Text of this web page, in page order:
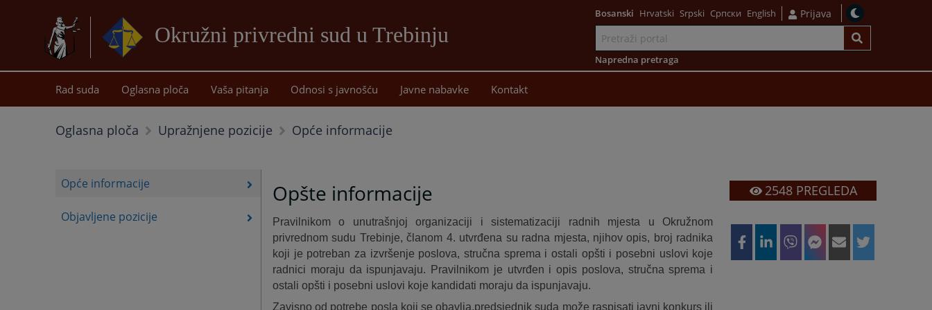
Okružni privredni sud u Trebinju
sadržaj
Bosanski Hrvatski Srpski Српски English Prijava
Napredna pretraga
Rad suda Oglasna ploča Vaša pitanja Odnosi s javnošću Javne nabavke Kontakt
Oglasna ploča Upražnjene pozicije Opće informacije
Opće informacije
Objavljene pozicije
Opšte informacije
Pravilnikom o unutrašnjoj organizaciji i sistematizaciji radnih mjesta u Okružnom
privrednom sudu Trebinje, članom 4. utvrđena su radna mjesta, njihov opis, broj radnika
koji je potreban za izvršenje poslova, stručna sprema i ostali opšti i posebni uslovi koje
radnici moraju da ispunjavaju. Pravilnikom je utvrđen i opis poslova, stručna sprema i
ostali opšti i posebni uslovi koje kandidati moraju da ispunjavaju.
Zavisno od potrebe posla koji se obavlja,predsjednik suda može raspisati javni konkurs ili
2548PREGLEDA